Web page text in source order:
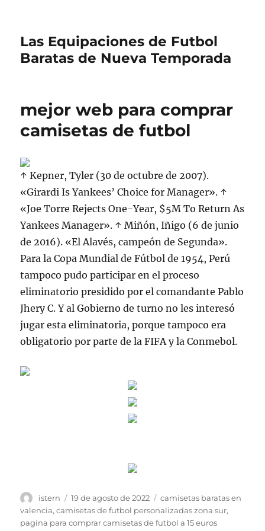
Las Equipaciones de Futbol
Baratas de Nueva Temporada
mejor web para comprar
camisetas de futbol
↑ Kepner, Tyler (30 de octubre de 2007).
«Girardi Is Yankees’ Choice for Manager». ↑
«Joe Torre Rejects One-Year, $5M To Return As
Yankees Manager». ↑ Miñón, Iñigo (6 de junio
de 2016). «El Alavés, campeón de Segunda».
Para la Copa Mundial de Fútbol de 1954, Perú
tampoco pudo participar en el proceso
eliminatorio presidido por el comandante Pablo
Jhery C. Y al Gobierno de turno no les interesó
jugar esta eliminatoria, porque tampoco era
obligatorio por parte de la FIFA y la Conmebol.
Autor
istern
Publicado
el
19 de agosto de 2022 Etiquetas
camisetas baratas en
valencia,camisetas de futbol personalizadas zona sur,
pagina para comprar camisetas de futbol a 15 euros